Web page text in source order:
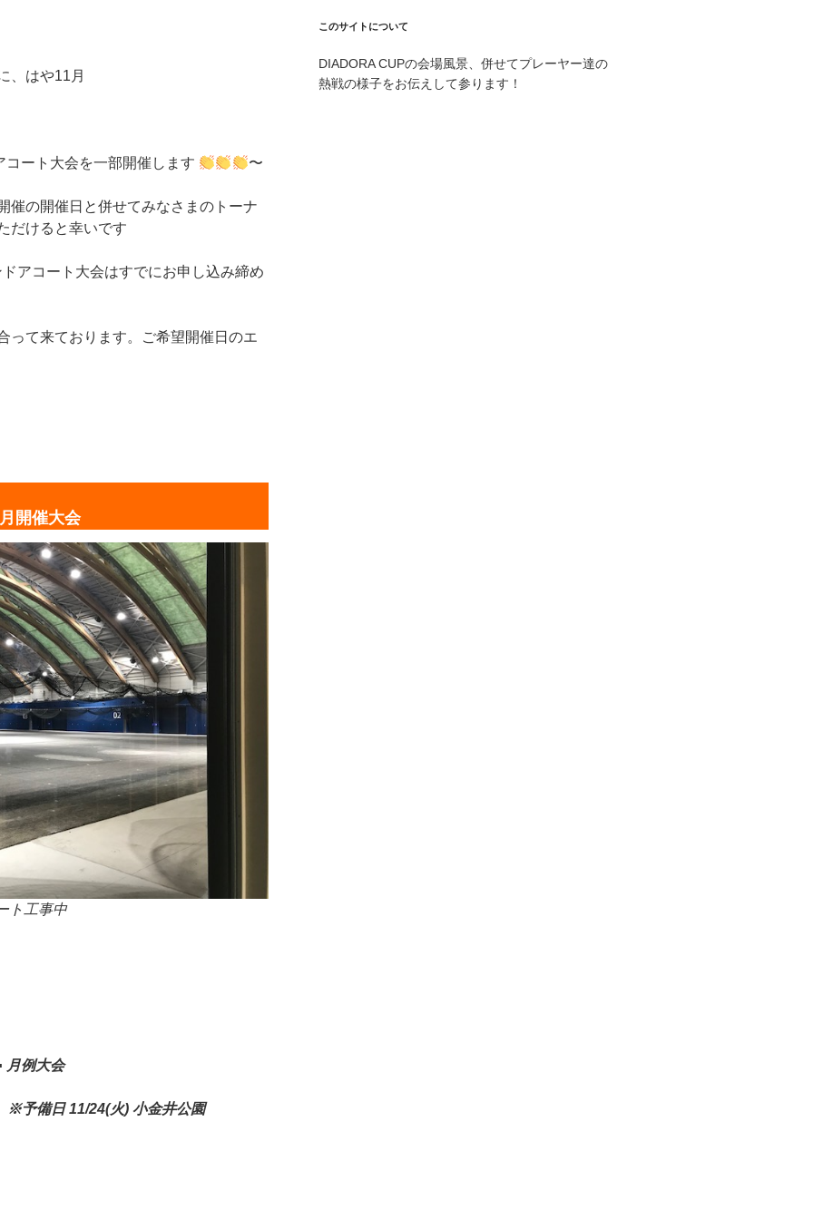
、はや11月
ート大会を一部開催します 〜
催の開催日と併せてみなさまのトーナ
だけると幸いです
アコート大会はすでにお申し込み締め
って来ております。ご希望開催日のエ
開催大会
ト工事中
月例大会
予備日 11/24(火) 小金井公園
このサイトについて
DIADORA CUPの会場風景、併せてプレーヤー達の
熱戦の様子をお伝えして参ります！